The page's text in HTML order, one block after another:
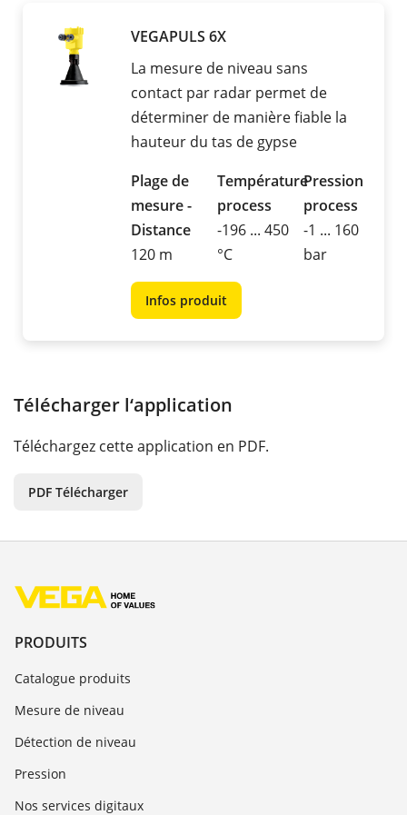
VEGAPULS 6X
La mesure de niveau sans
contact par radar permet de
déterminer de manière fiable la
hauteur du tas de gypse
Plage de
mesure -
Distance
120 m
Température
process
-196 ... 450
°C
Pression
process
-1 ... 160
bar
Infos produit
Télécharger l‘application
Téléchargez cette application en PDF.
PDF Télécharger
PRODUITS
Catalogue produits
Mesure de niveau
Détection de niveau
Pression
Nos services digitaux